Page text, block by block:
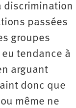
discrimination
passées
groupes
tendance à
arguant
donc que
même ne